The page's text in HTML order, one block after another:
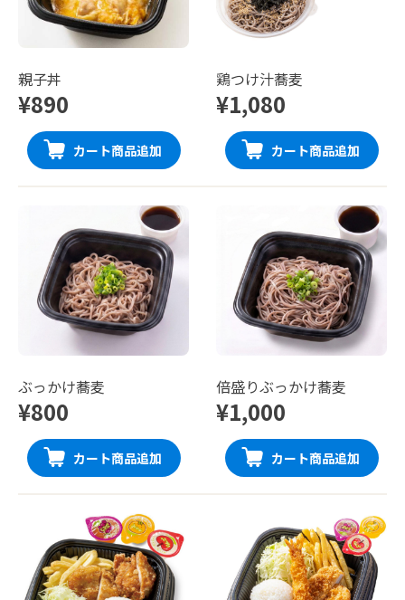
親子丼
¥890
カート商品追加
鶏つけ汁蕎麦
¥1,080
カート商品追加
ぶっかけ蕎麦
¥800
カート商品追加
倍盛りぶっかけ蕎麦
¥1,000
カート商品追加